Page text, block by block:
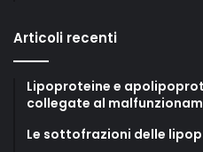
Articoli recenti
Lipoproteine e
collegate al
Le sottofrazioni delle